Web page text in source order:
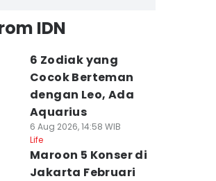
IDN
6 Zodiak yang
Cocok Berteman
dengan Leo, Ada
Aquarius
6 Aug 2026, 14:58 WIB
Life
Maroon 5 Konser di
Jakarta Februari